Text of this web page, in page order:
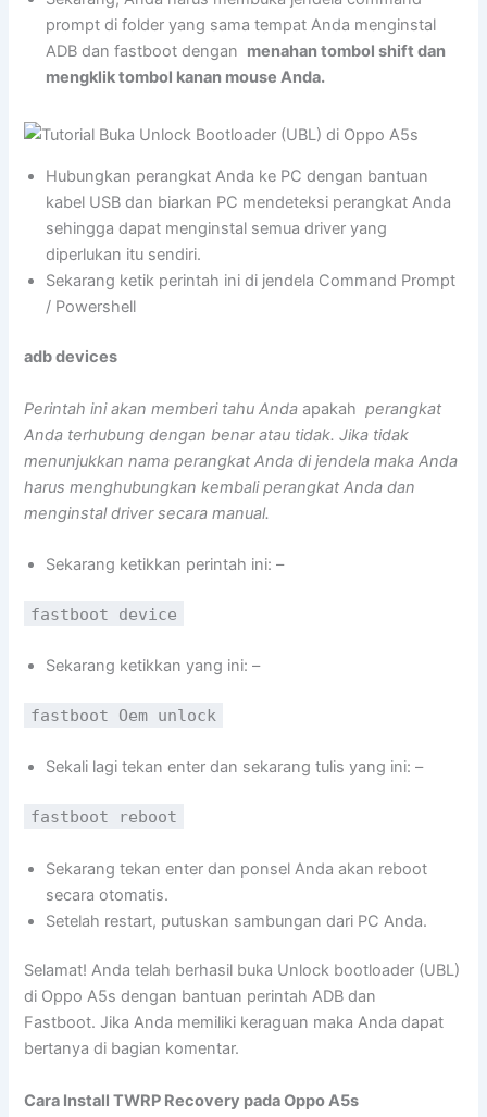
prompt di folder yang sama tempat Anda menginstal
ADB dan fastboot dengan menahan tombol shift dan
mengklik tombol kanan mouse Anda.
Hubungkan perangkat Anda ke PC dengan bantuan
kabel USB dan biarkan PC mendeteksi perangkat Anda
sehingga dapat menginstal semua driver yang
diperlukan itu sendiri.
Sekarang ketik perintah ini di jendela Command Prompt
/ Powershell
adb devices
Perintah ini akan memberi tahu Anda apakah perangkat
Anda terhubung dengan benar atau tidak. Jika tidak
menunjukkan nama perangkat Anda di jendela maka Anda
harus menghubungkan kembali perangkat Anda dan
menginstal driver secara manual.
Sekarang ketikkan perintah ini: –
fastboot device
Sekarang ketikkan yang ini: –
fastboot Oem unlock
Sekali lagi tekan enter dan sekarang tulis yang ini: –
fastboot reboot
Sekarang tekan enter dan ponsel Anda akan reboot
secara otomatis.
Setelah restart, putuskan sambungan dari PC Anda.
Selamat! Anda telah berhasil buka Unlock bootloader (UBL)
di Oppo A5s dengan bantuan perintah ADB dan
Fastboot. Jika Anda memiliki keraguan maka Anda dapat
bertanya di bagian komentar.
Cara Install TWRP Recovery pada Oppo A5s